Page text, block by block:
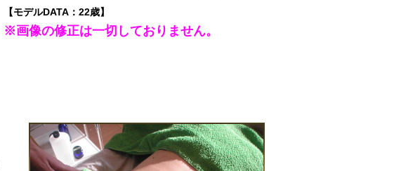
【モデルDATA：22歳】
※画像の修正は一切しておりません。